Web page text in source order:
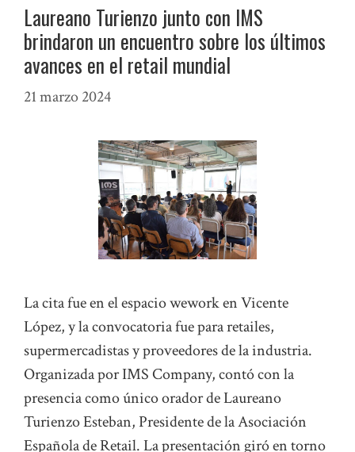
Laureano Turienzo junto con IMS
brindaron un encuentro sobre los últimos
avances en el retail mundial
21 marzo 2024
La cita fue en el espacio wework en Vicente
López, y la convocatoria fue para retailes,
supermercadistas y proveedores de la industria.
Organizada por IMS Company, contó con la
presencia como único orador de Laureano
Turienzo Esteban, Presidente de la Asociación
Española de Retail. La presentación giró en torno